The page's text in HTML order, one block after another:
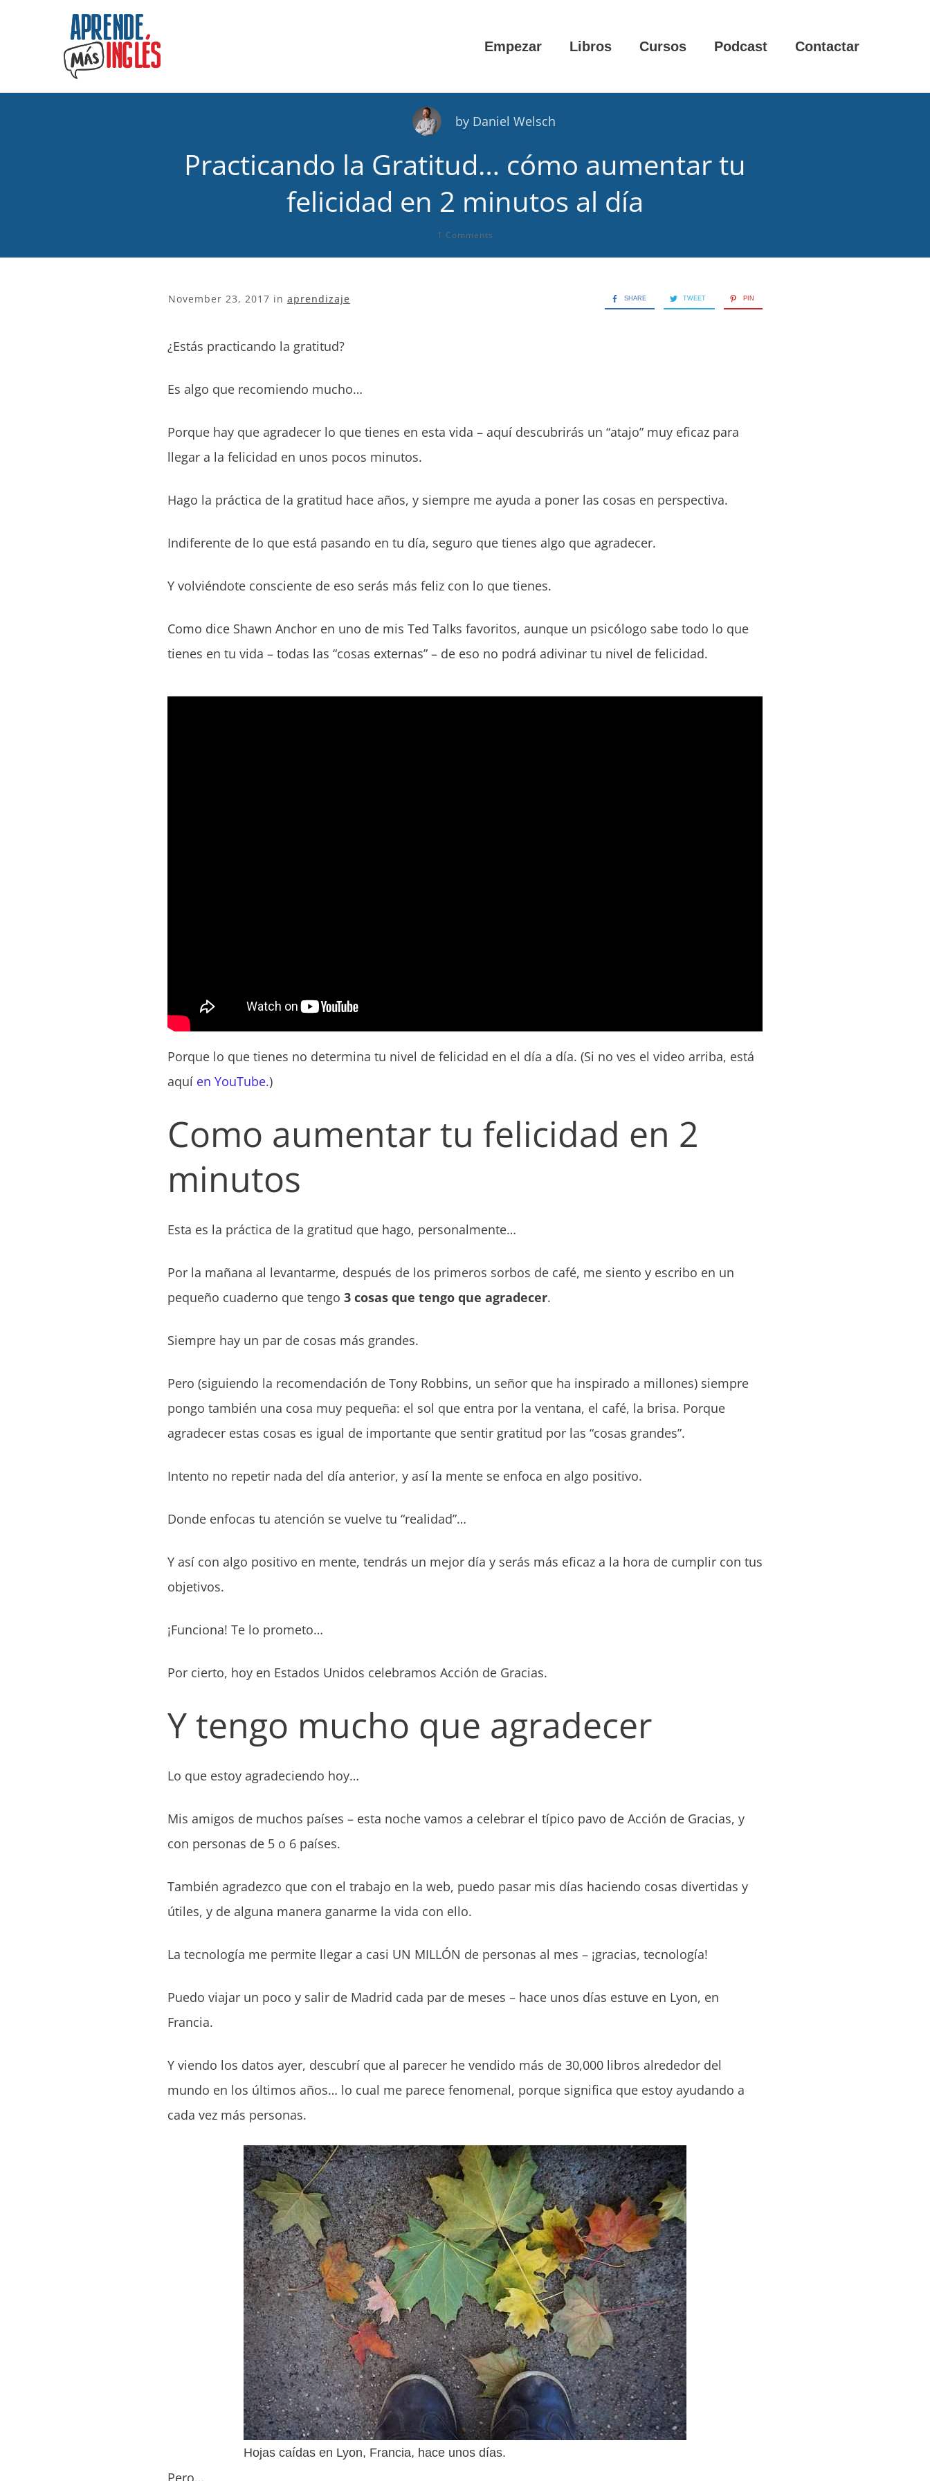
Empezar Libros Cursos Podcast Contactar
by Daniel Welsch
Practicando la Gratitud… cómo aumentar tu
felicidad en 2 minutos al día
1 Comments
November 23, 2017 in aprendizaje SHARE TWEET PIN
¿Estás practicando la gratitud?
Es algo que recomiendo mucho…
Porque hay que agradecer lo que tienes en esta vida – aquí descubrirás un “atajo” muy eficaz para
llegar a la felicidad en unos pocos minutos.
Hago la práctica de la gratitud hace años, y siempre me ayuda a poner las cosas en perspectiva.
Indiferente de lo que está pasando en tu día, seguro que tienes algo que agradecer.
Y volviéndote consciente de eso serás más feliz con lo que tienes.
Como dice Shawn Anchor en uno de mis Ted Talks favoritos, aunque un psicólogo sabe todo lo que
tienes en tu vida – todas las “cosas externas” – de eso no podrá adivinar tu nivel de felicidad.
Porque lo que tienes no determina tu nivel de felicidad en el día a día. (Si no ves el video arriba, está
aquí en YouTube.)
Como aumentar tu felicidad en 2
minutos
Esta es la práctica de la gratitud que hago, personalmente…
Por la mañana al levantarme, después de los primeros sorbos de café, me siento y escribo en un
pequeño cuaderno que tengo 3 cosas que tengo que agradecer.
Siempre hay un par de cosas más grandes.
Pero (siguiendo la recomendación de Tony Robbins, un señor que ha inspirado a millones) siempre
pongo también una cosa muy pequeña: el sol que entra por la ventana, el café, la brisa. Porque
agradecer estas cosas es igual de importante que sentir gratitud por las “cosas grandes”.
Intento no repetir nada del día anterior, y así la mente se enfoca en algo positivo.
Donde enfocas tu atención se vuelve tu “realidad”…
Y así con algo positivo en mente, tendrás un mejor día y serás más eficaz a la hora de cumplir con tus
objetivos.
¡Funciona! Te lo prometo…
Por cierto, hoy en Estados Unidos celebramos Acción de Gracias.
Y tengo mucho que agradecer
Lo que estoy agradeciendo hoy…
Mis amigos de muchos países – esta noche vamos a celebrar el típico pavo de Acción de Gracias, y
con personas de 5 o 6 países.
También agradezco que con el trabajo en la web, puedo pasar mis días haciendo cosas divertidas y
útiles, y de alguna manera ganarme la vida con ello.
La tecnología me permite llegar a casi UN MILLÓN de personas al mes – ¡gracias, tecnología!
Puedo viajar un poco y salir de Madrid cada par de meses – hace unos días estuve en Lyon, en
Francia.
Y viendo los datos ayer, descubrí que al parecer he vendido más de 30,000 libros alrededor del
mundo en los últimos años… lo cual me parece fenomenal, porque significa que estoy ayudando a
cada vez más personas.
Hojas caídas en Lyon, Francia, hace unos días.
Pero…